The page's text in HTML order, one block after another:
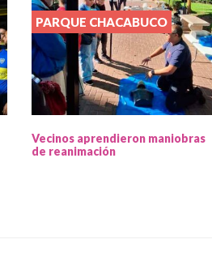
PARQUE CHACABUCO
Vecinos aprendieron maniobras
de reanimación